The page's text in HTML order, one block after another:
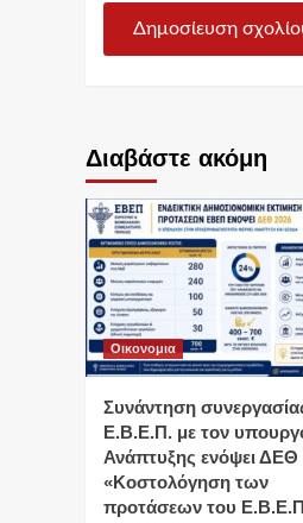
Διαβάστε ακόμη
Οικονομια
Συνάντηση
Ε.Β.Ε.Π. με τον
Ανάπτυξης ενόψει ΔΕΘ
«Κοστολόγηση των
προτάσεων του